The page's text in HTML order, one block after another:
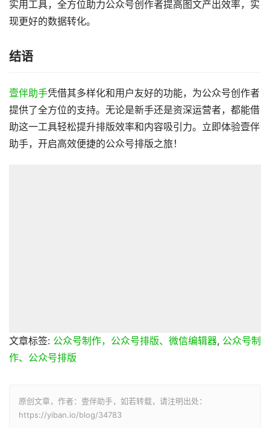
实用工具，全方位助力公众号创作者提高图文产出效率，实
现更好的数据转化。
结语
壹伴助手凭借其多样化和用户友好的功能，为公众号创作者
提供了全方位的支持。无论是新手还是资深运营者，都能借
助这一工具轻松提升排版效率和内容吸引力。立即体验壹伴
助手，开启高效便捷的公众号排版之旅！
文章标签: 公众号制作，公众号排版、微信编辑器, 公众号制
作、公众号排版
原创文章，作者：壹伴助手，如若转载，请注明出处：
https://yiban.io/blog/34783